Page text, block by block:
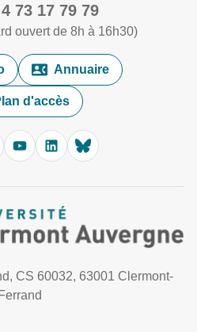
73 17 79 79
ouvert de 8h à 16h30)
Annuaire
d'accès
CS 60032, 63001 Clermont-
Ferrand